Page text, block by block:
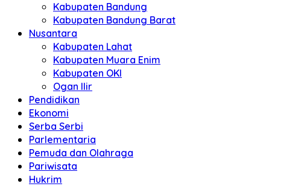
Kabupaten Bandung
Kabupaten Bandung Barat
Nusantara
Kabupaten Lahat
Kabupaten Muara Enim
Kabupaten OKI
Ogan Ilir
Pendidikan
Ekonomi
Serba Serbi
Parlementaria
Pemuda dan Olahraga
Pariwisata
Hukrim